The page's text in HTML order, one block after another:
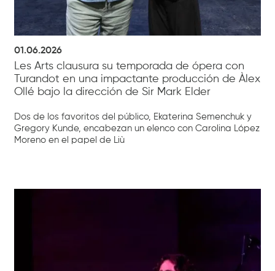
01.06.2026
Les Arts clausura su temporada de ópera con
Turandot en una impactante producción de Àlex
Ollé bajo la dirección de Sir Mark Elder
Dos de los favoritos del público, Ekaterina Semenchuk y
Gregory Kunde, encabezan un elenco con Carolina López
Moreno en el papel de Liù